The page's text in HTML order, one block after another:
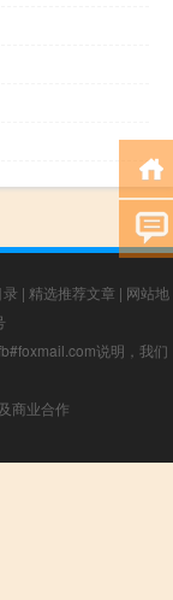
| 精选推荐文章 | 网站地
说明，我们
商业合作